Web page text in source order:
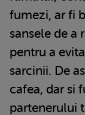
fumezi, ar fi
sansele de a
pentru a
sarcinii. De
cafea, dar si
partenerului